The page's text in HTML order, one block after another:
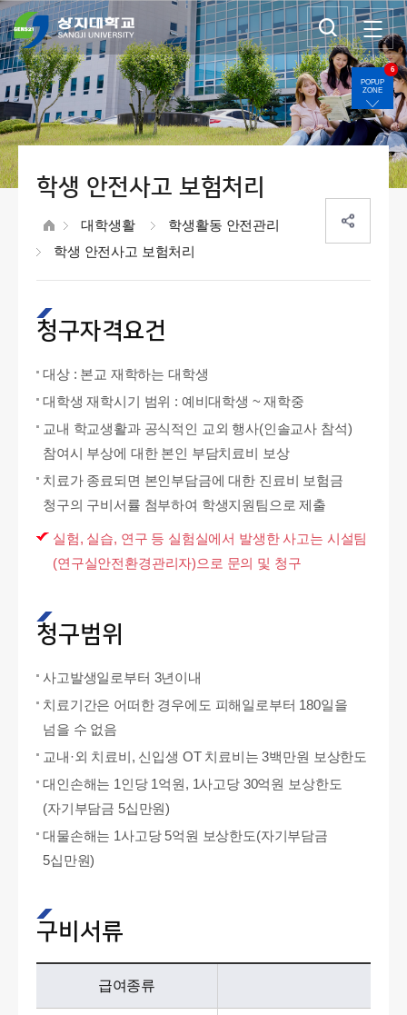
POPUP
ZONE
6
학생 안전사고 보험처리
대학생활
학생활동 안전관리
학생 안전사고 보험처리
청구자격요건
대상 : 본교 재학하는 대학생
대학생 재학시기 범위 : 예비대학생 ~ 재학중
교내 학교생활과 공식적인 교외 행사(인솔교사 참석)
참여시 부상에 대한 본인 부담치료비 보상
치료가 종료되면 본인부담금에 대한 진료비 보험금
청구의 구비서률 첨부하여 학생지원팀으로 제출
실험, 실습, 연구 등 실험실에서 발생한 사고는 시설팀
(연구실안전환경관리자)으로 문의 및 청구
청구범위
사고발생일로부터 3년이내
치료기간은 어떠한 경우에도 피해일로부터 180일을
넘을 수 없음
교내·외 치료비, 신입생 OT 치료비는 3백만원 보상한도
대인손해는 1인당 1억원, 1사고당 30억원 보상한도
(자기부담금 5십만원)
대물손해는 1사고당 5억원 보상한도(자기부담금
5십만원)
구비서류
급여종류